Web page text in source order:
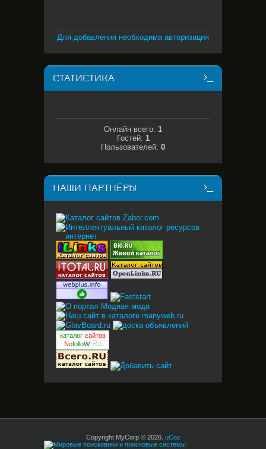
Для добавления необходима авторизация
СТАТИСТИКА
Онлайн всего: 1
Гостей: 1
Пользователей: 0
НАШИ ПАРТНЁРЫ
каталог сайтов
NofolloW.Ru
Copyright MyCorp © 2026. uCoz